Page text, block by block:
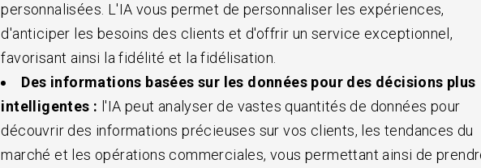
personnalisées. L'IA vous permet de personnaliser les expériences,
d'anticiper les besoins des clients et d'offrir un service exceptionnel,
favorisant ainsi la fidélité et la fidélisation.
Des informations basées sur les données pour des décisions plus
intelligentes : l'IA peut analyser de vastes quantités de données pour
découvrir des informations précieuses sur vos clients, les tendances du
marché et les opérations commerciales, vous permettant ainsi de